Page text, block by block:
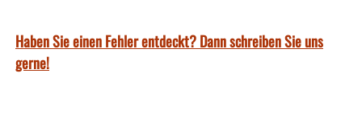
Haben Sie einen Fehler entdeckt? Dann schreiben Sie uns
gerne!